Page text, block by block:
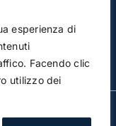
esperienza di
Facendo clic
utilizzo dei
Scicchitano |